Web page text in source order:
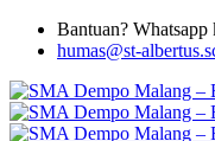
Bantuan? Whatsapp
humas@st-